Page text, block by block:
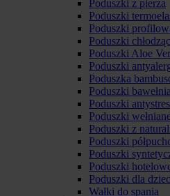
Poduszki z pierza
Poduszki
Poduszki
Poduszki
Poduszki Aloe
Poduszki
Poduszka
Poduszki
Poduszki
Poduszki
Poduszki z
Poduszki
Poduszki
Poduszki
Poduszki dla
Wałki do spania